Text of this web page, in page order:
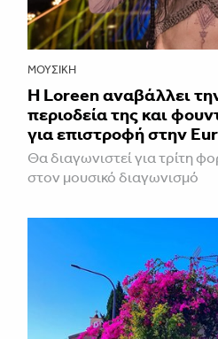
ΜΟΥΣΙΚΉ
Η Loreen αναβάλλει
περιοδεία της και
για επιστροφή στην
Θα διαγωνιστεί για τρίτη
στον μουσικό διαγωνισμό